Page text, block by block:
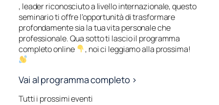
, leader riconosciuto a livello internazionale, questo
seminario ti offre l’opportunità di trasformare
profondamente sia la tua vita personale che
professionale. Qua sotto ti lascio il programma
completo online
, noi ci leggiamo alla prossima!
Vai al programma completo >
Tutti i prossimi eventi